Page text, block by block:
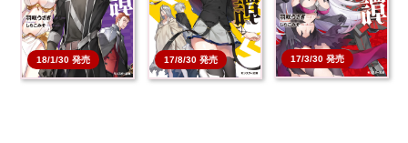
18/1/30 発売 17/8/30 発売 17/3/30 発売